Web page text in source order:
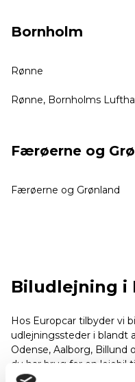
Bornholm
Rønne
Rønne, Bornholms
Færøerne og
Færøerne og Grønland
Biludlejning i
Hos Europcar tilbyder vi
udlejningssteder i blandt
Odense, Aalborg, Billund
du har brug for en lejebil
eller weekendtur, finder